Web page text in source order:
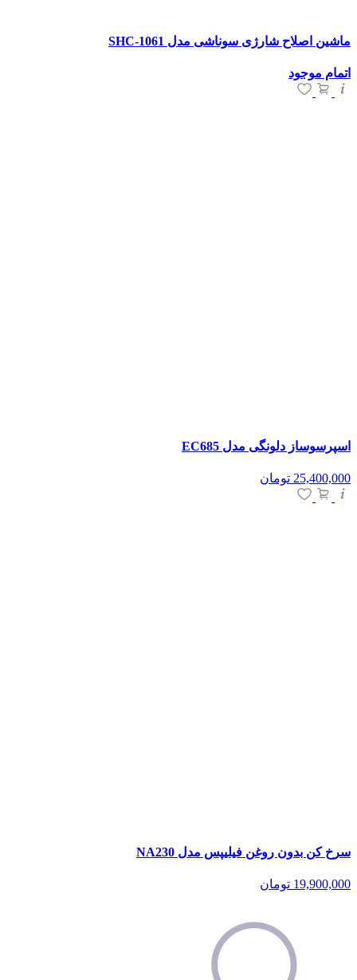
ماشین اصلاح شارژی سوناشی مدل SHC-1061
اتمام موجود
اسپرسوساز دلونگی مدل EC685
25,400,000 تومان
سرخ کن بدون روغن فیلیپس مدل NA230
19,900,000 تومان